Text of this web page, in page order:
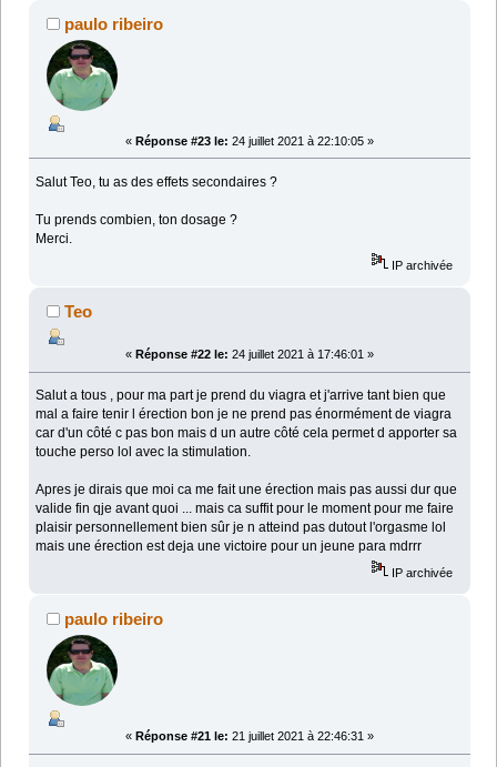
paulo ribeiro
« Réponse #23 le: 24 juillet 2021 à 22:10:05 »
Salut Teo, tu as des effets secondaires ?
Tu prends combien, ton dosage ?
Merci.
IP archivée
Teo
« Réponse #22 le: 24 juillet 2021 à 17:46:01 »
Salut a tous , pour ma part je prend du viagra et j'arrive tant bien que
mal a faire tenir l érection bon je ne prend pas énormément de viagra
car d'un côté c pas bon mais d un autre côté cela permet d apporter sa
touche perso lol avec la stimulation.
Apres je dirais que moi ca me fait une érection mais pas aussi dur que
valide fin qje avant quoi ... mais ca suffit pour le moment pour me faire
plaisir personnellement bien sûr je n atteind pas dutout l'orgasme lol
mais une érection est deja une victoire pour un jeune para mdrrr
IP archivée
paulo ribeiro
« Réponse #21 le: 21 juillet 2021 à 22:46:31 »